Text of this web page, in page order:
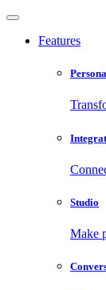
Features
Studio
Make